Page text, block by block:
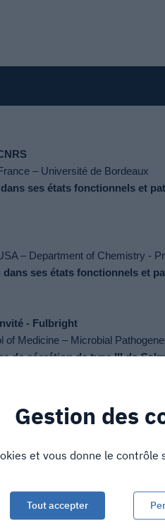
Gestion des
et vous donne le contrôle
Tout accepter
– Université de Bordeaux
ses états fonctionnels et
– Department of Chemistry -
ses états fonctionnels et
- Fulbright
of Medicine – Microbial
de sécrétion de type III de
des sciences chimiques
à l'aide de la RMN